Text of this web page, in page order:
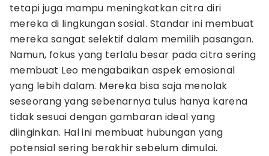
tetapi juga mampu meningkatkan citra diri
mereka di lingkungan sosial. Standar ini membuat
mereka sangat selektif dalam memilih pasangan.
Namun, fokus yang terlalu besar pada citra sering
membuat Leo mengabaikan aspek emosional
yang lebih dalam. Mereka bisa saja menolak
seseorang yang sebenarnya tulus hanya karena
tidak sesuai dengan gambaran ideal yang
diinginkan. Hal ini membuat hubungan yang
potensial sering berakhir sebelum dimulai.